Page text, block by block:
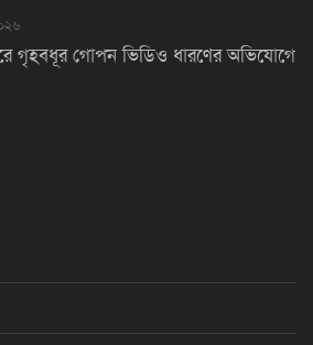
গৃহবধূর গোপন ভিডিও ধারণের অভিযোগে